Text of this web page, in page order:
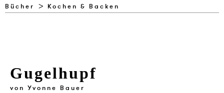
CORPORATE PUBLISHING
Bücher Kochen & Backen
Gugelhupf
von Yvonne Bauer